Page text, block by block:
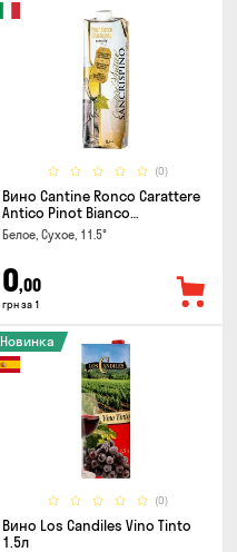
(0)
Вино Cantine Ronco Carattere
Antico Pinot Bianco
Chardonnay Rubicone IGT 1л
Белое, Сухое, 11.5°
0,00
грн за 1
(0)
Новинка
Вино Los Candiles Vino Tinto
1.5л